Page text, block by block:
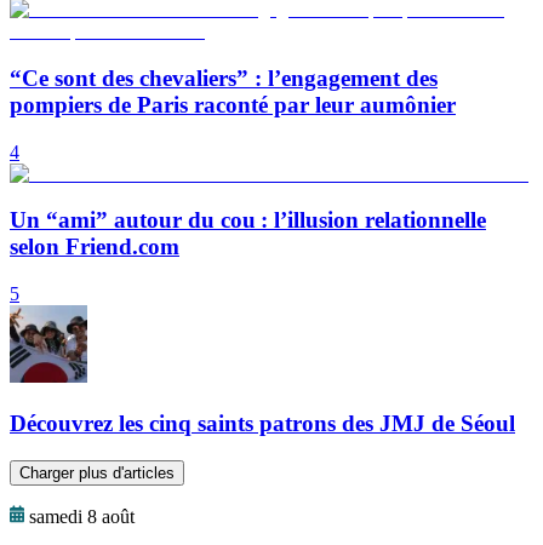
“Ce sont des chevaliers” : l’engagement des
pompiers de Paris raconté par leur aumônier
4
Un “ami” autour du cou : l’illusion relationnelle
selon Friend.com
5
Découvrez les cinq saints patrons des JMJ de Séoul
Charger plus d'articles
samedi 8 août